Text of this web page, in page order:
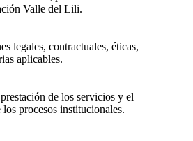
Valle del Lili.
legales, contractuales, éticas,
aplicables.
de los servicios y el
procesos institucionales.